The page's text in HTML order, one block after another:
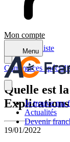
Mon compte
Menu
Je trouve ma
Actualités
Devenir
Retour à la liste
Commerces
Quelle est
19/01/2022